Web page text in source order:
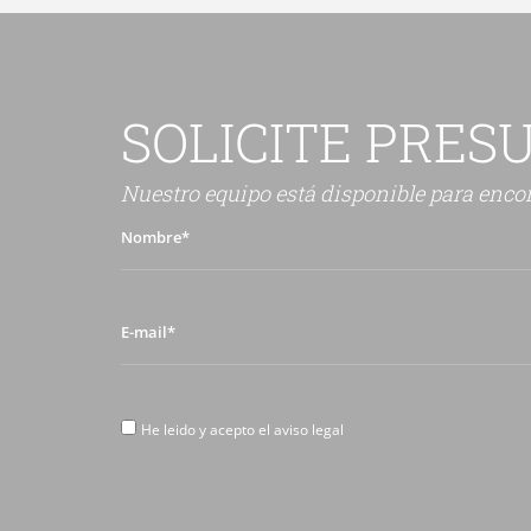
SOLICITE
Nuestro equipo está disponible para
Nombre*
E-
He He leido y acepto el aviso legal